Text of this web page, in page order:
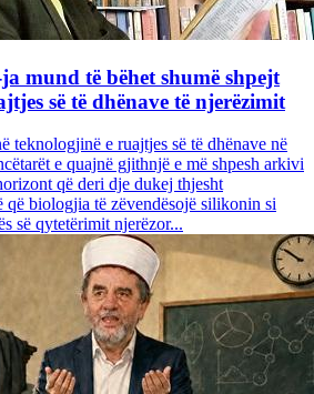
mund të bëhet shumë shpejt
së të dhënave të njerëzimit
teknologjinë e ruajtjes së të dhënave në
e quajnë gjithnjë e më shpesh arkivi
që deri dje dukej thjesht
që biologjia të zëvendësojë silikonin si
së qytetërimit njerëzor...